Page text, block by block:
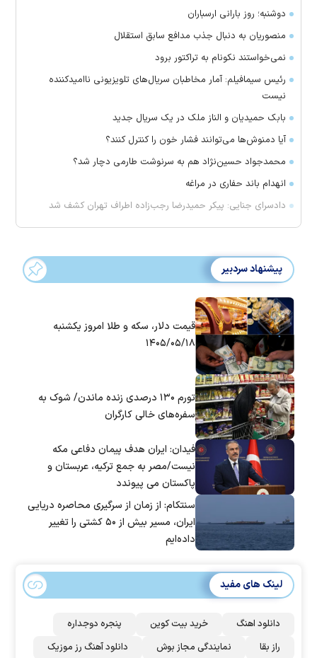
دوشنبه؛ روز بارانی ارسباران
منصوریان به دنبال جذب مدافع سابق استقلال
‌نمی‌خواستند نکونام به تراکتور برود
رئیس سیمافیلم: آمار مخاطبان سریال‌های تلویزیونی ناامیدکننده
نیست
بابک حمیدیان و الناز ملک در یک سریال جدید
آیا دمنوش‌ها می‌توانند فشار خون را کنترل کنند؟
محمدجواد حسین‌نژاد هم به سرنوشت طارمی دچار شد؟
انهدام باند حفاری در مراغه
دادسرای جنایی: پیکر حمیدرضا رجب‌زاده اطراف تهران کشف شد
پیشنهاد سردبیر
قیمت دلار، سکه و طلا امروز یکشنبه
۱۴۰۵/۰۵/۱۸
تورم ۱۳۰ درصدی زنده ماندن/ شوک به
سفره‌های خالی کارگران
فیدان: ایران هدف پیمان دفاعی مکه
نیست/مصر به جمع ترکیه، عربستان و
پاکستان می پیوندد
سنتکام: از زمان از سرگیری محاصره دریایی
ایران، مسیر بیش از ۵۰ کشتی را تغییر
داده‌ایم
لینک های مفید
دانلود اهنگ خرید بیت کوین
پنجره دوجداره
راز بقا
نمایندگی مجاز بوش دانلود آهنگ رز‌ موزیک